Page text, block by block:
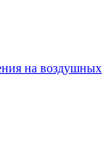
на воздушных